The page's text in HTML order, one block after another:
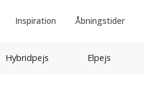
Inspiration Åbningstider
Hybridpejs Elpejs